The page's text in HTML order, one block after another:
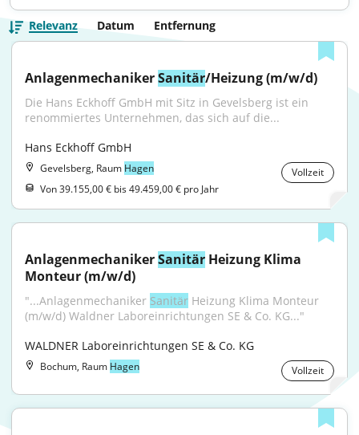
Relevanz Datum Entfernung
Anlagenmechaniker Sanitär/Heizung (m/w/d)
Die Hans Eckhoff GmbH mit Sitz in Gevelsberg ist ein
renommiertes Unternehmen, das sich auf die...
Hans Eckhoff GmbH
Gevelsberg, Raum Hagen
Vollzeit
Von 39.155,00 € bis 49.459,00 € pro Jahr
Anlagenmechaniker Sanitär Heizung Klima
Monteur (m/w/d)
"...Anlagenmechaniker Sanitär Heizung Klima Monteur
(m/w/d) Waldner Laboreinrichtungen SE & Co. KG..."
WALDNER Laboreinrichtungen SE & Co. KG
Bochum, Raum Hagen Vollzeit